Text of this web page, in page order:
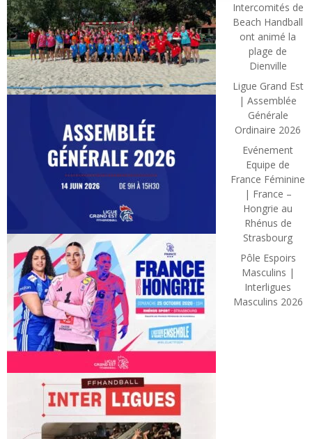
Intercomités de
Beach Handball
ont animé la
plage de
Dienville
Ligue Grand Est
| Assemblée
Générale
Ordinaire 2026
Evénement
Equipe de
France Féminine
| France –
Hongrie au
Rhénus de
Strasbourg
Pôle Espoirs
Masculins |
Interligues
Masculins 2026